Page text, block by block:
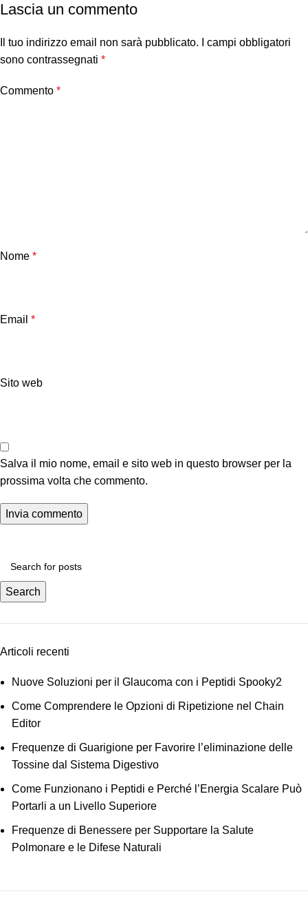
Lascia un commento
Il tuo indirizzo email non sarà pubblicato.
I campi obbligatori
sono contrassegnati *
Commento *
Nome *
Email *
Sito web
Salva il mio nome, email e sito web in questo browser per la
prossima volta che commento.
Search
Articoli recenti
Nuove Soluzioni per il Glaucoma con i Peptidi Spooky2
Come Comprendere le Opzioni di Ripetizione nel Chain
Editor
Frequenze di Guarigione per Favorire l’eliminazione delle
Tossine dal Sistema Digestivo
Come Funzionano i Peptidi e Perché l’Energia Scalare Può
Portarli a un Livello Superiore
Frequenze di Benessere per Supportare la Salute
Polmonare e le Difese Naturali